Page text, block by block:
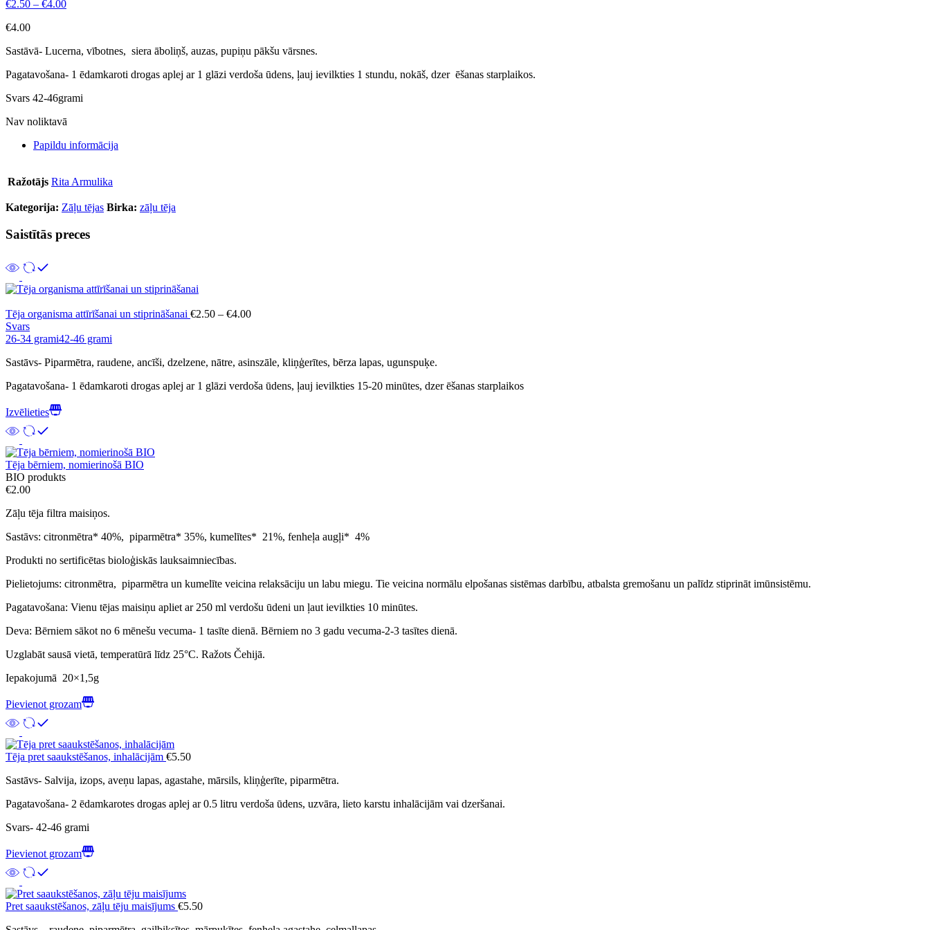
€2.50 – €4.00
€4.00
Sastāvā- Lucerna, vībotnes, siera āboliņš, auzas, pupiņu pākšu vārsnes.
Pagatavošana- 1 ēdamkaroti drogas aplej ar 1 glāzi verdoša ūdens, ļauj ievilkties 1 stundu, nokāš, dzer ēšanas starplaikos.
Svars 42-46grami
Nav noliktavā
Papildu informācija
Ražotājs Rita Armulika
Kategorija: Zāļu tējas Birka: zāļu tēja
Saistītās preces
Tēja organisma attīrīšanai un stiprināšanai €2.50 – €4.00
Svars
26-34 grami42-46 grami
Sastāvs- Piparmētra, raudene, ancīši, dzelzene, nātre, asinszāle, kliņģerītes, bērza lapas, ugunspuķe.
Pagatavošana- 1 ēdamkaroti drogas aplej ar 1 glāzi verdoša ūdens, ļauj ievilkties 15-20 minūtes, dzer ēšanas starplaikos
Izvēlieties
Tēja bērniem, nomierinošā BIO
BIO produkts
€2.00
Zāļu tēja filtra maisiņos.
Sastāvs: citronmētra* 40%, piparmētra* 35%, kumelītes* 21%, fenheļa augļi* 4%
Produkti no sertificētas bioloģiskās lauksaimniecības.
Pielietojums: citronmētra, piparmētra un kumelīte veicina relaksāciju un labu miegu. Tie veicina normālu elpošanas sistēmas darbību, atbalsta gremošanu un palīdz stiprināt imūnsistēmu.
Pagatavošana: Vienu tējas maisiņu apliet ar 250 ml verdošu ūdeni un ļaut ievilkties 10 minūtes.
Deva: Bērniem sākot no 6 mēnešu vecuma- 1 tasīte dienā. Bērniem no 3 gadu vecuma-2-3 tasītes dienā.
Uzglabāt sausā vietā, temperatūrā līdz 25°C. Ražots Čehijā.
Iepakojumā 20×1,5g
Pievienot grozam
Tēja pret saaukstēšanos, inhalācijām €5.50
Sastāvs- Salvija, izops, aveņu lapas, agastahe, mārsils, kliņģerīte, piparmētra.
Pagatavošana- 2 ēdamkarotes drogas aplej ar 0.5 litru verdoša ūdens, uzvāra, lieto karstu inhalācijām vai dzeršanai.
Svars- 42-46 grami
Pievienot grozam
Pret saaukstēšanos, zāļu tēju maisījums €5.50